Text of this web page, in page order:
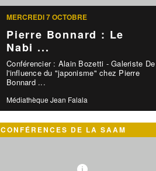
MERCREDI 7 OCTOBRE
Pierre Bonnard : Le
Nabi ...
Conférencier : Alain Bozetti - Galeriste De
l'influence du "japonisme" chez Pierre
Bonnard ...
Médiathèque Jean Falala
CONFÉRENCES DE LA SAAM